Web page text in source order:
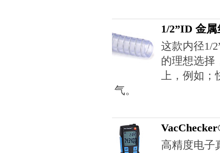
1/2”ID 金
这款内径1/
的理想选择
上，例如；
气。
高精度电子